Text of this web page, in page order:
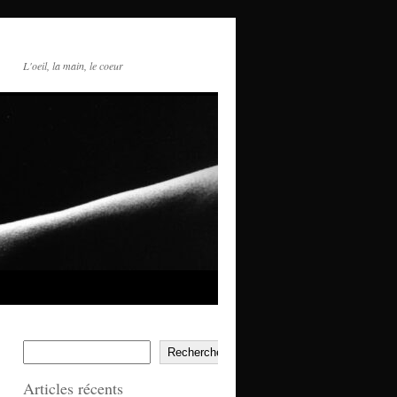
L'oeil, la main, le coeur
Rechercher
Articles récents